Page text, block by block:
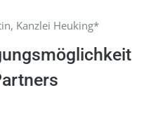
Kanzlei Heuking*